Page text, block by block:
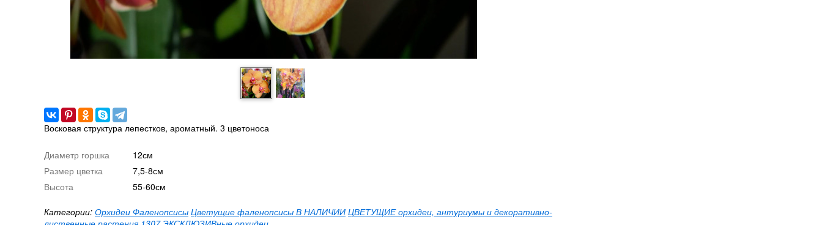
Восковая структура лепестков, ароматный. 3 цветоноса
Диаметр горшка
12см
Размер цветка
7,5-8см
Высота
55-60см
Категории: Орхидеи Фаленопсисы Цветущие фаленопсисы В НАЛИЧИИ ЦВЕТУЩИЕ орхидеи, антуриумы и декоративно-